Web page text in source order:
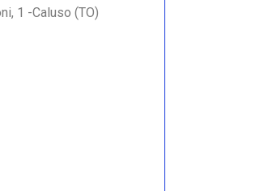
1 -Caluso (TO)